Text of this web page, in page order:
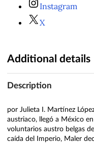
Instagram
X
Additional details
Description
por Julieta I. Martínez
austriaco, llegó a México
voluntarios austro belgas
caída del Imperio, Maler